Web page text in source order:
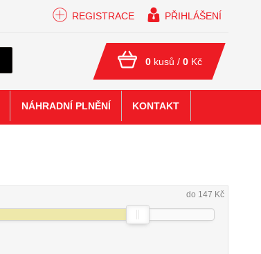
do 147 Kč
REGISTRACE PŘIHLÁŠENÍ
0 kusů /0 Kč
NÁHRADNÍ PLNĚNÍ KONTAKT